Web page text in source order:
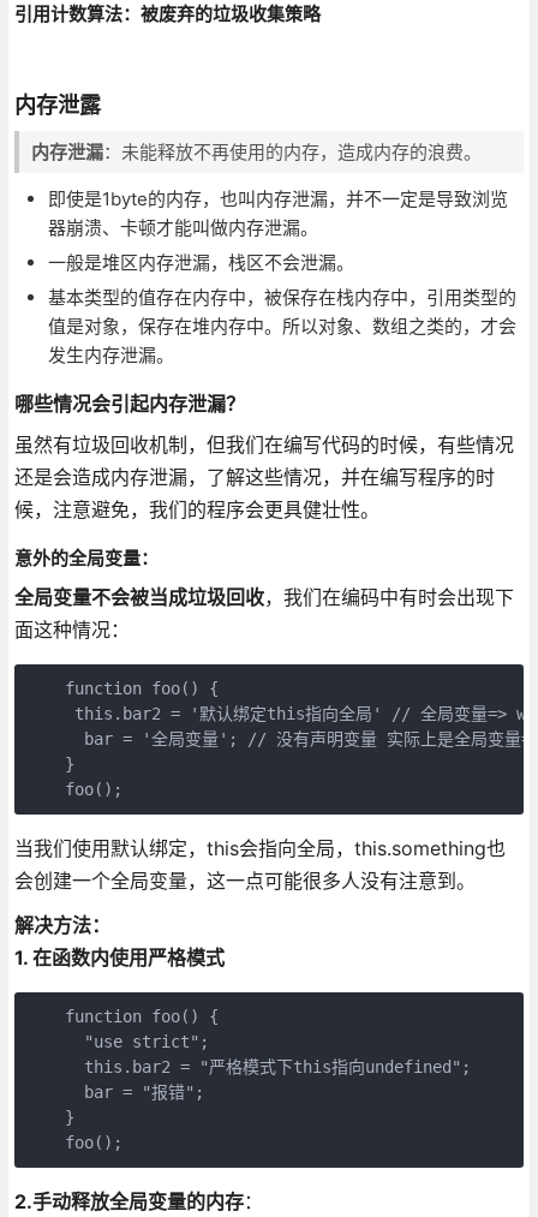
引用计数算法：被废弃的垃圾收集策略
内存泄露
内存泄漏：未能释放不再使用的内存，造成内存的浪费。
即使是1byte的内存，也叫内存泄漏，并不一定是导致浏览
器崩溃、卡顿才能叫做内存泄漏。
一般是堆区内存泄漏，栈区不会泄漏。
基本类型的值存在内存中，被保存在栈内存中，引用类型的
值是对象，保存在堆内存中。所以对象、数组之类的，才会
发生内存泄漏。
哪些情况会引起内存泄漏？
虽然有垃圾回收机制，但我们在编写代码的时候，有些情况
还是会造成内存泄漏，了解这些情况，并在编写程序的时
候，注意避免，我们的程序会更具健壮性。
意外的全局变量：
全局变量不会被当成垃圾回收，我们在编码中有时会出现下
面这种情况：
    function foo() {
this.bar2 = '默认绑定this指向全局' // 全局变量=>
bar = '全局变量'; // 没有声明变量 实际上是全局变量
    }
当我们使用默认绑定，this会指向全局，this.something也
会创建一个全局变量，这一点可能很多人没有注意到。
解决方法：
1. 在函数内使用严格模式
    function foo() {
      "use strict";
      this.bar2 = "严格模式下this指向undefined";
      bar = "报错";
    }
2.手动释放全局变量的内存：